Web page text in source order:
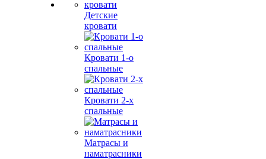
Детские
кровати
Кровати 1-о
спальные
Кровати 2-х
спальные
Матрасы и
наматрасники